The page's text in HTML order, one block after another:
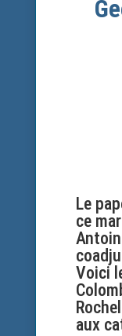
Le
ce
Voici
aux